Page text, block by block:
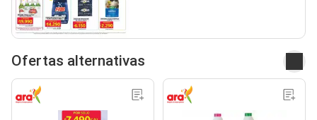
Ofertas alternativas